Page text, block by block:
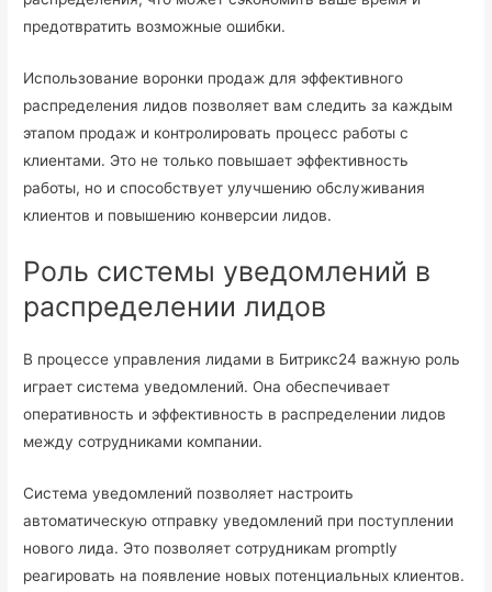
предотвратить возможные ошибки.
Использование воронки продаж для эффективного
распределения лидов позволяет вам следить за каждым
этапом продаж и контролировать процесс работы с
клиентами. Это не только повышает эффективность
работы, но и способствует улучшению обслуживания
клиентов и повышению конверсии лидов.
Роль системы уведомлений в
распределении лидов
В процессе управления лидами в Битрикс24 важную роль
играет система уведомлений. Она обеспечивает
оперативность и эффективность в распределении лидов
между сотрудниками компании.
Система уведомлений позволяет настроить
автоматическую отправку уведомлений при поступлении
нового лида. Это позволяет сотрудникам promptly
реагировать на появление новых потенциальных клиентов.